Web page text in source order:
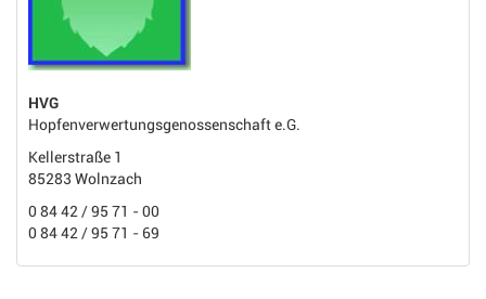
HVG
Hopfenverwertungsgenossenschaft e.G.
Kellerstraße 1
85283 Wolnzach
0 84 42 / 95 71 - 00
0 84 42 / 95 71 - 69